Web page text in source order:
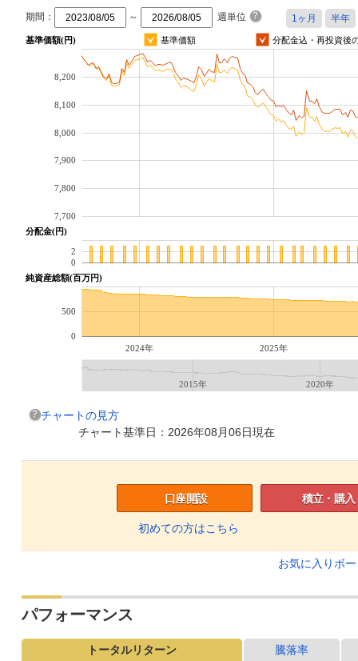
期間： ～ 週単位
基準価額(円) 基準価額 分配金込・再投資後
7,700
7,800
7,900
8,000
8,100
8,200
分配金(円)
0
2
純資産総額(百万円)
2024年 2025年
0
500
2015年 2020年
チャートの見方
チャート基準日：2026年08月06日現在
口座開設
初めての方はこちら
積立・購入
お気に入りボ
パフォーマンス
トータルリターン 騰落率